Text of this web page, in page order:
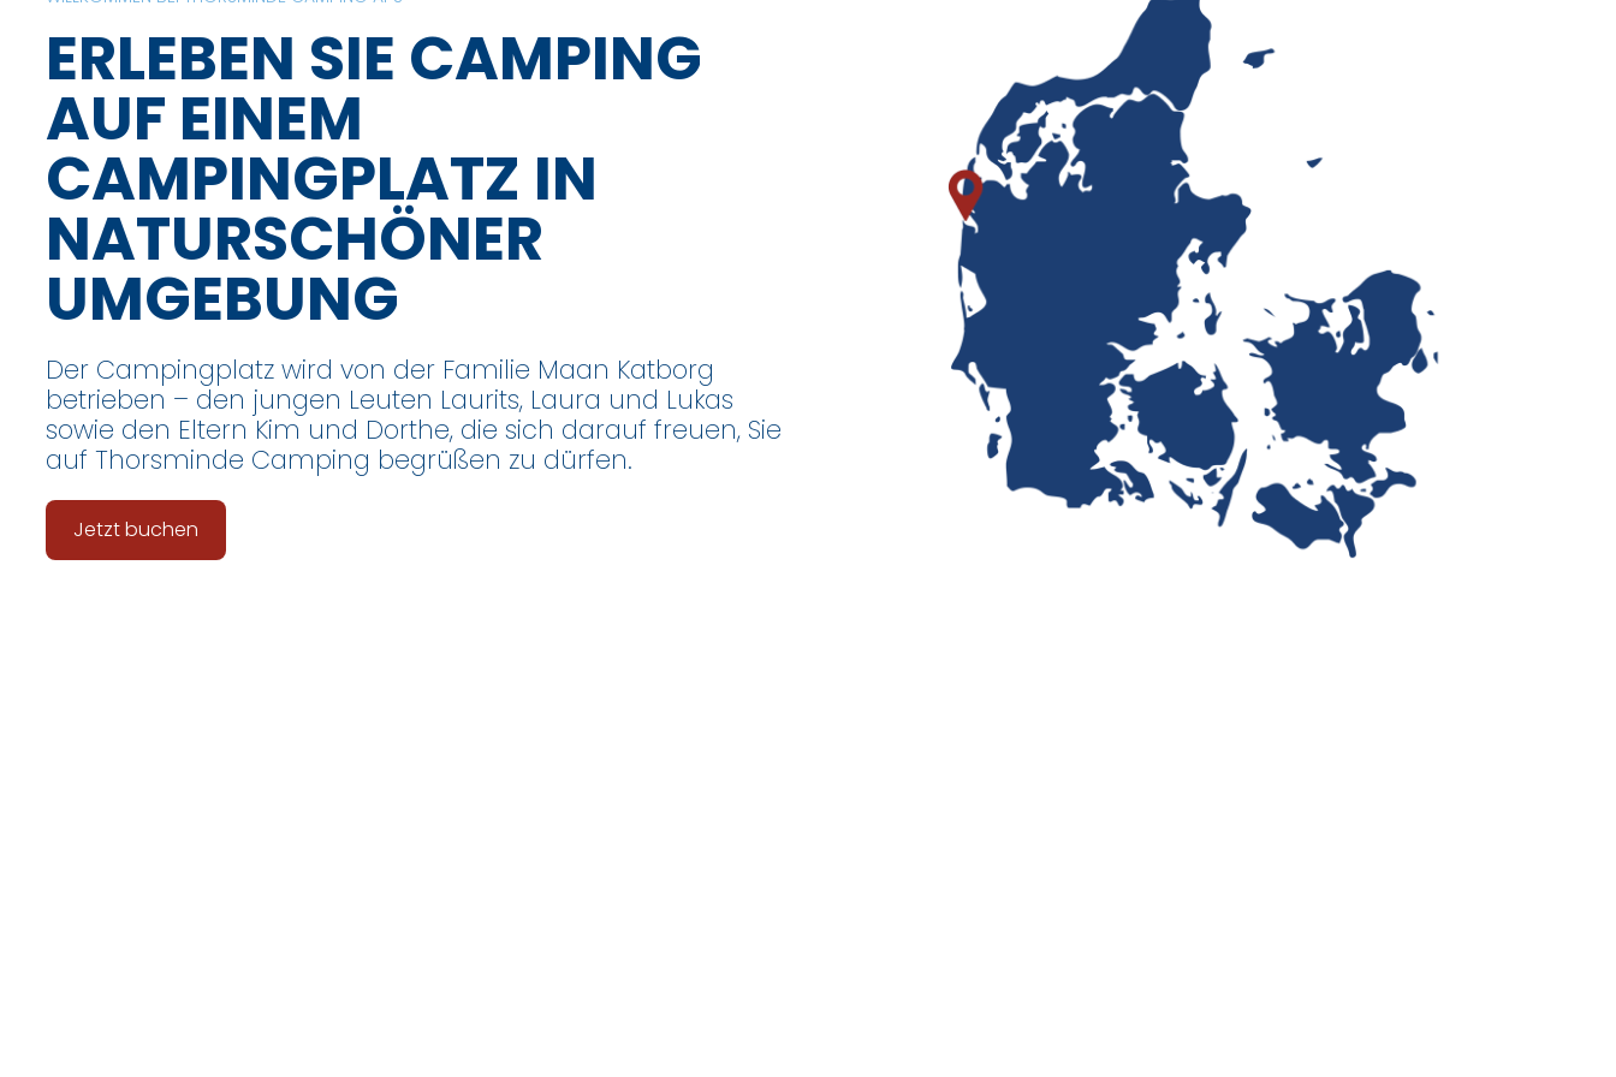
ERLEBEN SIE CAMPING
AUF EINEM
CAMPINGPLATZ IN
NATURSCHÖNER
UMGEBUNG
Der Campingplatz wird von der Familie Maan Katborg
betrieben – den jungen Leuten Laurits, Laura und Lukas
sowie den Eltern Kim und Dorthe, die sich darauf freuen, Sie
auf Thorsminde Camping begrüßen zu dürfen.
Jetzt buchen